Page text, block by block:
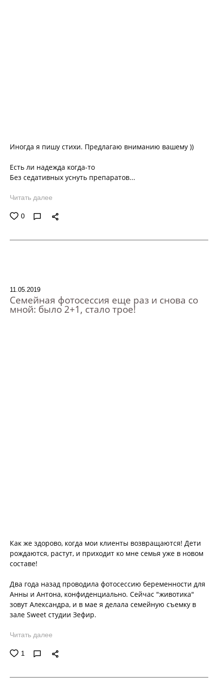
Иногда я пишу стихи. Предлагаю вниманию вашему ))
Есть ли надежда когда-то
Без седативных уснуть препаратов...
Читать далее
0
Семейная фотосессия еще раз и снова со
мной: было 2+1, стало трое!
11.05.2019
Как же здорово, когда мои клиенты возвращаются! Дети
рождаются, растут, и приходит ко мне семья уже в новом
составе!
Два года назад проводила фотосессию беременности для
Анны и Антона, конфиденциально. Сейчас "животика"
зовут Александра, и в мае я делала семейную съемку в
зале Sweet студии Зефир.
Читать далее
1